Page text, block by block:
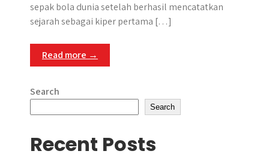
sepak bola dunia setelah berhasil mencatatkan
sejarah sebagai kiper pertama […]
Read more →
Search
Search
Recent Posts